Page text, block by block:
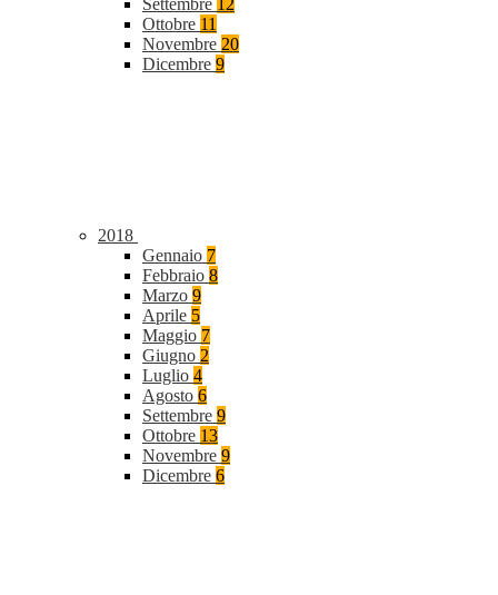
Settembre
12
Ottobre 11
Novembre 20
Dicembre 9
2018
Gennaio 7
Febbraio 8
Marzo 9
Aprile 5
Maggio 7
Giugno 2
Luglio 4
Agosto 6
Settembre 9
Ottobre 13
Novembre 9
Dicembre 6